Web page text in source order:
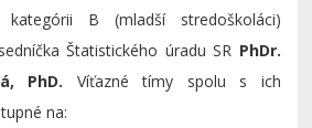
B (mladší stredoškoláci)
Štatistického úradu SR PhDr.
PhD. Víťazné tímy spolu s ich
na: